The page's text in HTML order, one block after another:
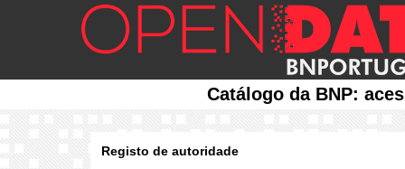
Catálogo da BNP:
Registo de autoridade